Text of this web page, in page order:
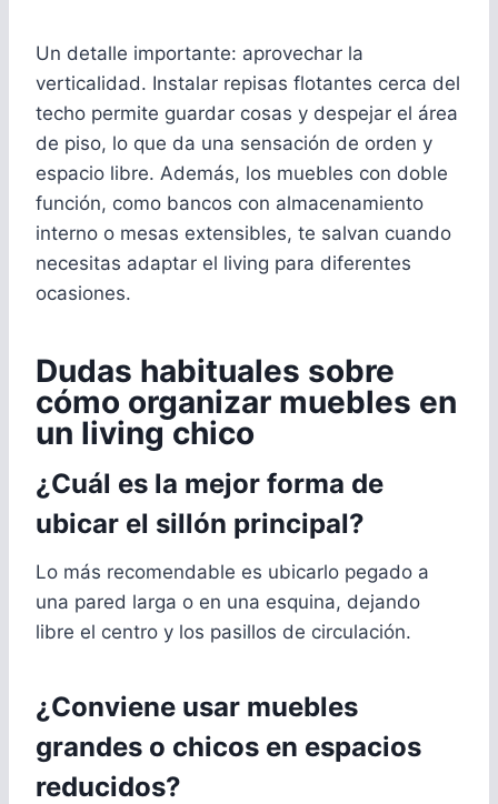
Un detalle importante: aprovechar la
verticalidad. Instalar repisas flotantes cerca del
techo permite guardar cosas y despejar el área
de piso, lo que da una sensación de orden y
espacio libre. Además, los muebles con doble
función, como bancos con almacenamiento
interno o mesas extensibles, te salvan cuando
necesitas adaptar el living para diferentes
ocasiones.
Dudas habituales sobre
cómo organizar muebles en
un living chico
¿Cuál es la mejor forma de
ubicar el sillón principal?
Lo más recomendable es ubicarlo pegado a
una pared larga o en una esquina, dejando
libre el centro y los pasillos de circulación.
¿Conviene usar muebles
grandes o chicos en espacios
reducidos?